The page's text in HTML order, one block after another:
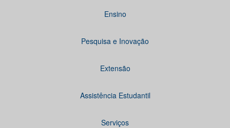
Ensino
Pesquisa e Inovação
Extensão
Assistência Estudantil
Serviços